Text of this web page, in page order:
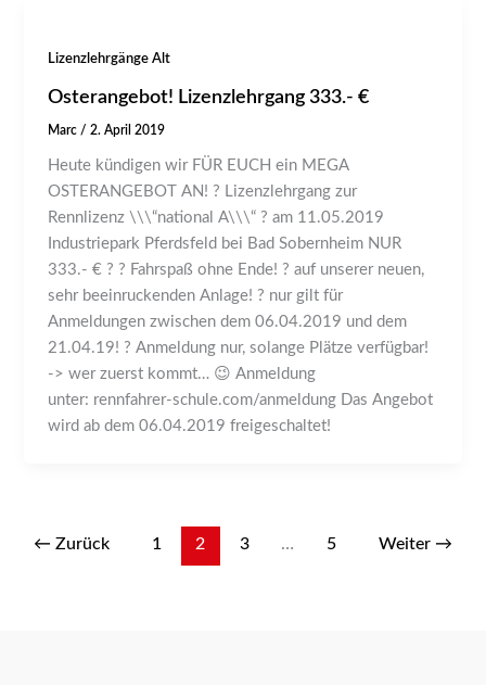
Lizenzlehrgänge Alt
Osterangebot! Lizenzlehrgang 333.- €
Marc /2. April 2019
Heute kündigen wir FÜR EUCH ein MEGA
OSTERANGEBOT AN! ? Lizenzlehrgang zur
Rennlizenz \\\“national A\\\“ ? am 11.05.2019
Industriepark Pferdsfeld bei Bad Sobernheim NUR
333.- € ? ? Fahrspaß ohne Ende! ? auf unserer neuen,
sehr beeinruckenden Anlage! ? nur gilt für
Anmeldungen zwischen dem 06.04.2019 und dem
21.04.19! ? Anmeldung nur, solange Plätze verfügbar!
-> wer zuerst kommt… 😉 Anmeldung
unter: rennfahrer-schule.com/anmeldung Das Angebot
wird ab dem 06.04.2019 freigeschaltet!
← Zurück 1 2 3 … 5 Weiter →